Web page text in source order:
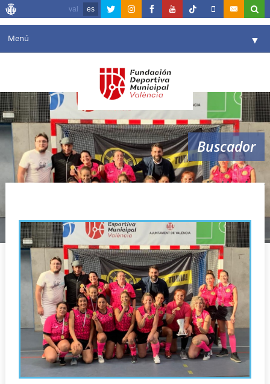
val es
Menú ▼
Agenda
Instalaciones ▼
Comunicación ▼
Valencia en deporte ▼
Reservas
Buscador
Valencia Club de Hockey